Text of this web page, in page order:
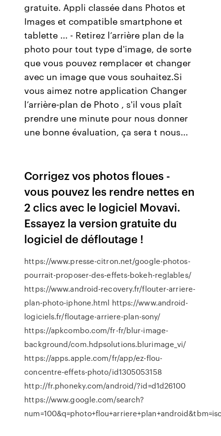
gratuite. Appli classée dans Photos et
Images et compatible smartphone et
tablette ... - Retirez l’arrière plan de la
photo pour tout type d'image, de sorte
que vous pouvez remplacer et changer
avec un image que vous souhaitez.Si
vous aimez notre application Changer
l’arrière-plan de Photo , s'il vous plaît
prendre une minute pour nous donner
une bonne évaluation, ça sera t nous...
Corrigez vos photos floues -
vous pouvez les rendre nettes en
2 clics avec le logiciel Movavi.
Essayez la version gratuite du
logiciel de défloutage !
https://www.presse-citron.net/google-photos-
pourrait-proposer-des-effets-bokeh-reglables/
https://www.android-recovery.fr/flouter-arriere-
plan-photo-iphone.html https://www.android-
logiciels.fr/floutage-arriere-plan-sony/
https://apkcombo.com/fr-fr/blur-image-
background/com.hdpsolutions.blurimage_vi/
https://apps.apple.com/fr/app/ez-flou-
concentre-effets-photo/id1305053158
http://fr.phoneky.com/android/?id=d1d26100
https://www.google.com/search?